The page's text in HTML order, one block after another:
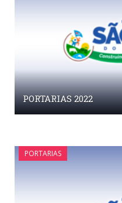
PORTARIAS 2022
PORTARIAS